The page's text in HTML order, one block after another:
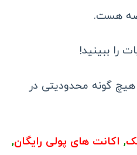
هست.
را ببینید!
گونه محدودیتی در
, اکانت های پولی رایگان,